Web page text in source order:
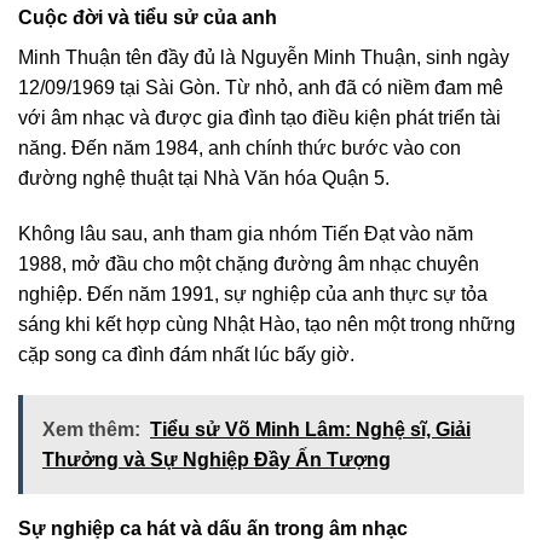
Cuộc đời và tiểu sử của anh
Minh Thuận tên đầy đủ là Nguyễn Minh Thuận, sinh ngày
12/09/1969 tại Sài Gòn. Từ nhỏ, anh đã có niềm đam mê
với âm nhạc và được gia đình tạo điều kiện phát triển tài
năng. Đến năm 1984, anh chính thức bước vào con
đường nghệ thuật tại Nhà Văn hóa Quận 5.
Không lâu sau, anh tham gia nhóm Tiến Đạt vào năm
1988, mở đầu cho một chặng đường âm nhạc chuyên
nghiệp. Đến năm 1991, sự nghiệp của anh thực sự tỏa
sáng khi kết hợp cùng Nhật Hào, tạo nên một trong những
cặp song ca đình đám nhất lúc bấy giờ.
Xem thêm: Tiểu sử Võ Minh Lâm: Nghệ sĩ, Giải
Thưởng và Sự Nghiệp Đầy Ấn Tượng
Sự nghiệp ca hát và dấu ấn trong âm nhạc